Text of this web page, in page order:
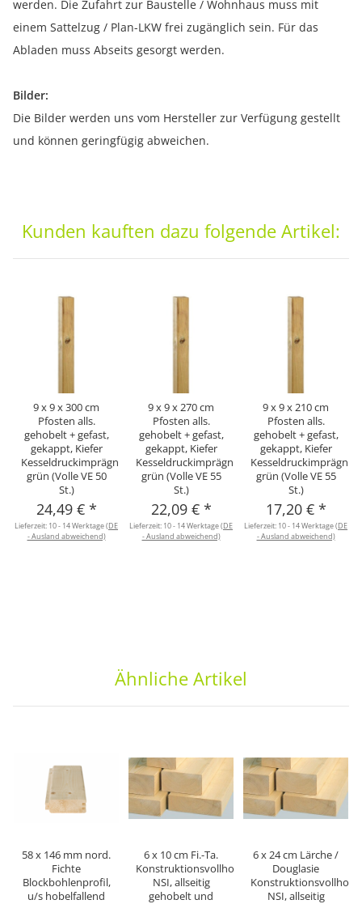
werden. Die Zufahrt zur Baustelle / Wohnhaus muss mit
einem Sattelzug / Plan-LKW frei zugänglich sein. Für das
Abladen muss Abseits gesorgt werden.
Bilder:
Die Bilder werden uns vom Hersteller zur Verfügung gestellt
und können geringfügig abweichen.
Kunden kauften dazu folgende Artikel:
9 x 9 x 300 cm
Pfosten alls.
gehobelt + gefast,
gekappt, Kiefer
Kesseldruckimprägniert
grün (Volle VE 50
St.)
24,49 € *
Lieferzeit: 10 - 14 Werktage(DE
- Ausland abweichend)
9 x 9 x 270 cm
Pfosten alls.
gehobelt + gefast,
gekappt, Kiefer
Kesseldruckimprägniert
grün (Volle VE 55
St.)
22,09 € *
Lieferzeit: 10 - 14 Werktage(DE
- Ausland abweichend)
9 x 9 x 210 cm
Pfosten alls.
gehobelt + gefast,
gekappt, Kiefer
grün (Volle VE 55
St.)
17,20 € *
Lieferzeit: 10 - 14 Werktage(DE
- Ausland abweichend)
Ähnliche Artikel
58 x 146 mm nord.
Fichte
Blockbohlenprofil,
u/s hobelfallend
6 x 10 cm Fi.-Ta.
Konstruktionsvollholz
NSI, allseitig
gehobelt und
6 x 24 cm Lärche /
Douglasie
Konstruktionsvollholz
NSI, allseitig